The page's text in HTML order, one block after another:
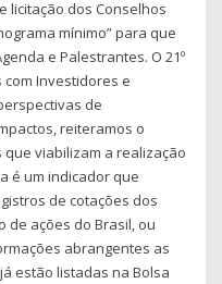
licitação dos Conselhos
mínimo” para que
e Palestrantes. O 21º
Investidores e
de
reiteramos o
viabilizam a realização
é um indicador que
de cotações dos
de ações do Brasil, ou
abrangentes as
estão listadas na Bolsa